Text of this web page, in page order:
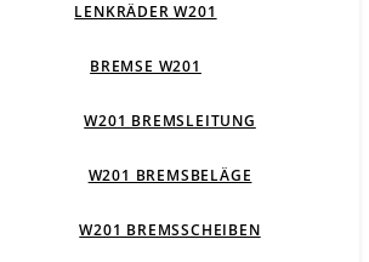
LENKRÄDER W201
BREMSE W201
W201 BREMSLEITUNG
W201 BREMSBELÄGE
W201 BREMSSCHEIBEN